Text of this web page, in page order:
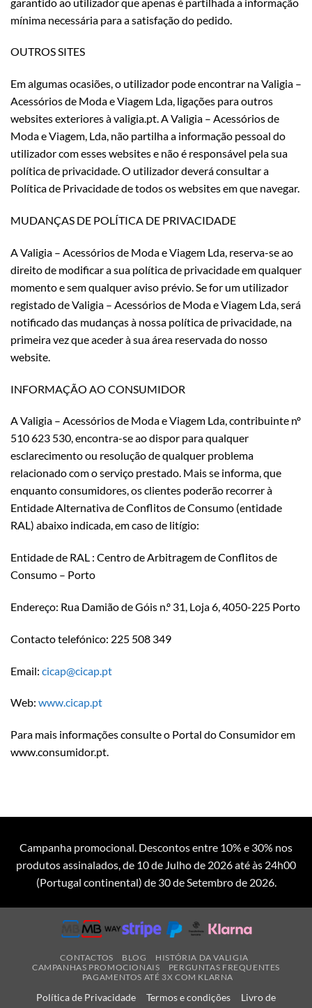
mínima necessária para a satisfação do pedido.
OUTROS SITES
Em algumas ocasiões, o utilizador pode encontrar na Valigia –
Acessórios de Moda e Viagem Lda, ligações para outros
websites exteriores à valigia.pt. A Valigia – Acessórios de
Moda e Viagem, Lda, não partilha a informação pessoal do
utilizador com esses websites e não é responsável pela sua
política de privacidade. O utilizador deverá consultar a
Política de Privacidade de todos os websites em que navegar.
MUDANÇAS DE POLÍTICA DE PRIVACIDADE
A Valigia – Acessórios de Moda e Viagem Lda, reserva-se ao
direito de modificar a sua política de privacidade em qualquer
momento e sem qualquer aviso prévio. Se for um utilizador
registado de Valigia – Acessórios de Moda e Viagem Lda, será
notificado das mudanças à nossa política de privacidade, na
primeira vez que aceder à sua área reservada do nosso
website.
INFORMAÇÃO AO CONSUMIDOR
A Valigia – Acessórios de Moda e Viagem Lda, contribuinte nº
510 623 530, encontra-se ao dispor para qualquer
esclarecimento ou resolução de qualquer problema
relacionado com o serviço prestado. Mais se informa, que
enquanto consumidores, os clientes poderão recorrer à
Entidade Alternativa de Conflitos de Consumo (entidade
RAL) abaixo indicada, em caso de litígio:
Entidade de RAL : Centro de Arbitragem de Conflitos de
Consumo – Porto
Endereço: Rua Damião de Góis n.º 31, Loja 6, 4050-225 Porto
Contacto telefónico: 225 508 349
Email: cicap@cicap.pt
Web: www.cicap.pt
Para mais informações consulte o Portal do Consumidor em
www.consumidor.pt.
Campanha promocional. Descontos entre 10% e 30% nos
produtos assinalados, de 10 de Julho de 2026 até às 24h00
(Portugal continental) de 30 de Setembro de 2026.
CONTACTOS BLOG
HISTÓRIA DA VALIGIA
CAMPANHAS PROMOCIONAIS
PERGUNTAS FREQUENTES
PAGAMENTOS ATÉ 3X COM KLARNA
Política de Privacidade Termos e condições
Livro de